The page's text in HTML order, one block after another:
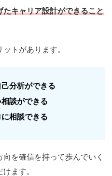
キャリア設計ができること
トがあります。
分析ができる
談ができる
相談できる
を確信を持って歩んでいく
ます。